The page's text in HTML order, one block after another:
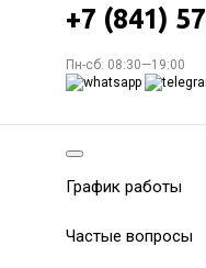
+7 (841)
Пн-сб: 08:30—19:00
График работы
Частые вопросы